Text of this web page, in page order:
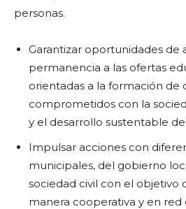
personas.
Garantizar oportunidades de
permanencia a las ofertas
orientadas a la formación de
comprometidos con la
y el desarrollo sustentable
Impulsar acciones con
municipales, del gobierno
sociedad civil con el objetivo
manera cooperativa y en